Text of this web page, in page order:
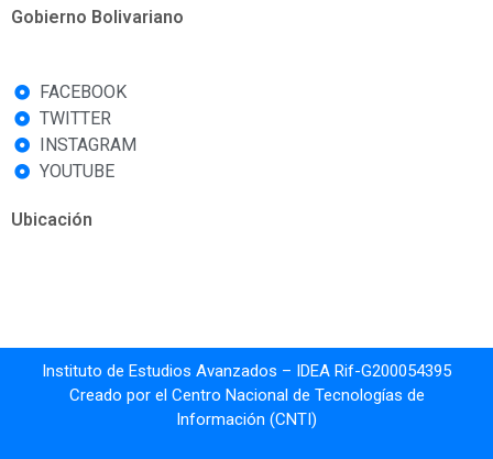
Gobierno Bolivariano
FACEBOOK
TWITTER
INSTAGRAM
YOUTUBE
Ubicación
Instituto de Estudios Avanzados – IDEA Rif-G200054395
Creado por el Centro Nacional de Tecnologías de
Información (CNTI)